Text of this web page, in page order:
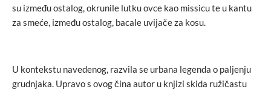
su između ostalog, okrunile lutku ovce kao missicu te u kantu
za smeće, između ostalog, bacale uvijače za kosu.
U kontekstu navedenog, razvila se urbana legenda o paljenju
grudnjaka. Upravo s ovog čina autor u knjizi skida ružičastu